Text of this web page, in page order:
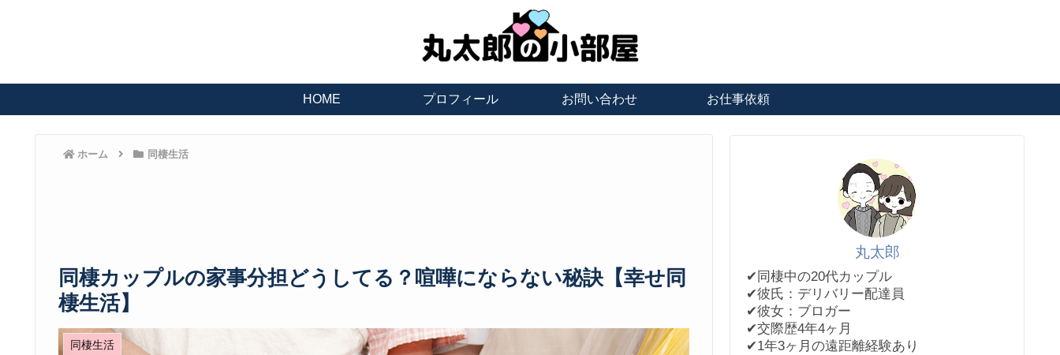
HOME プロフィール お問い合わせ お仕事依頼
ホーム 同棲生活
同棲カップルの家事分担どうしてる？喧嘩にならない秘訣【幸せ同
棲生活】
同棲生活
丸太郎
✔︎同棲中の20代カップル
✔︎彼氏：デリバリー配達員
✔︎彼女：ブロガー
✔︎交際歴4年4ヶ月
✔︎1年3ヶ月の遠距離経験あり